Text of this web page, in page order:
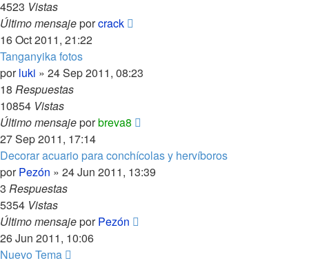
4523 Vistas
Último mensajeporcrack
16 Oct 2011, 21:22
Tanganyika fotos
porluki » 24 Sep 2011, 08:23
18 Respuestas
10854 Vistas
Último mensajeporbreva8
27 Sep 2011, 17:14
Decorar acuario para conchícolas y hervíboros
porPezón » 24 Jun 2011, 13:39
3 Respuestas
5354 Vistas
Último mensajeporPezón
26 Jun 2011, 10:06
Nuevo Tema